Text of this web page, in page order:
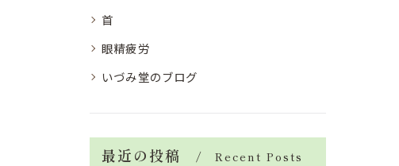
首
眼精疲労
いづみ堂のブログ
最近の投稿 Recent Posts